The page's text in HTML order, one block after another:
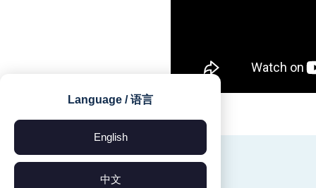
Language / 语言
English
中文